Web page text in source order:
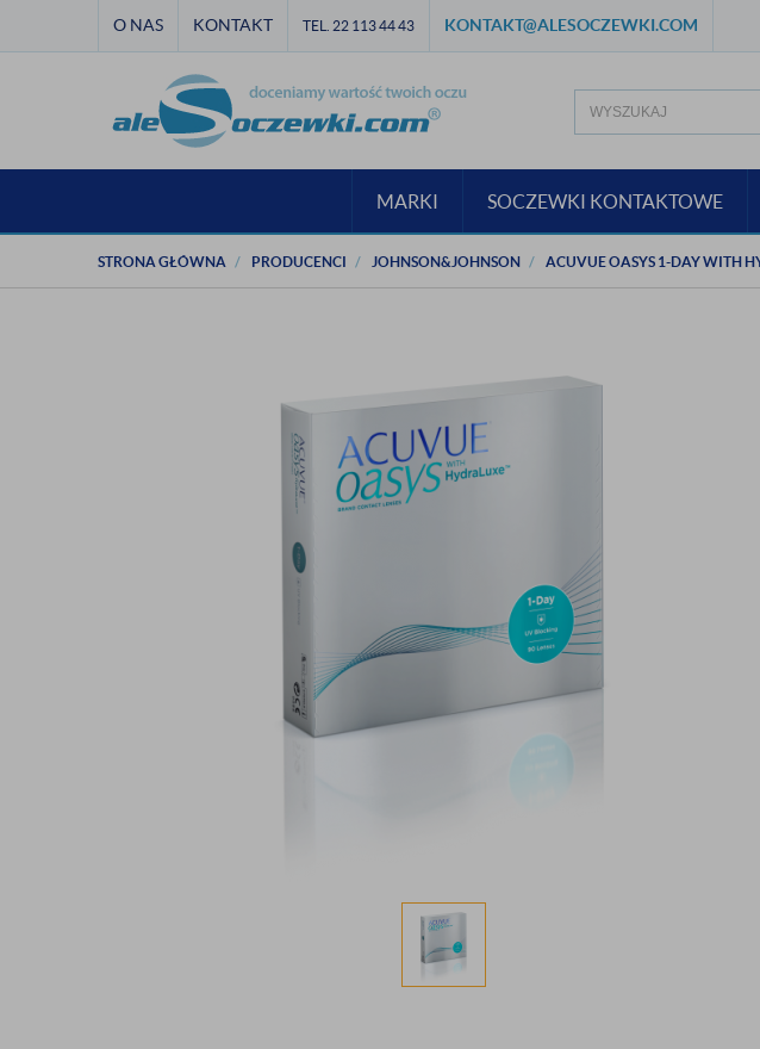
O NAS KONTAKT TEL. 22 113 44 43 KONTAKT@ALESOCZEWKI.COM
MARKI SOCZEWKI KONTAKTOWE
STRONA GŁÓWNA PRODUCENCI JOHNSON&JOHNSON ACUVUE OASYS 1-DAY WITH